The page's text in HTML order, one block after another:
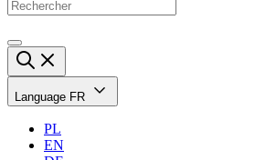
Language FR
PL
EN